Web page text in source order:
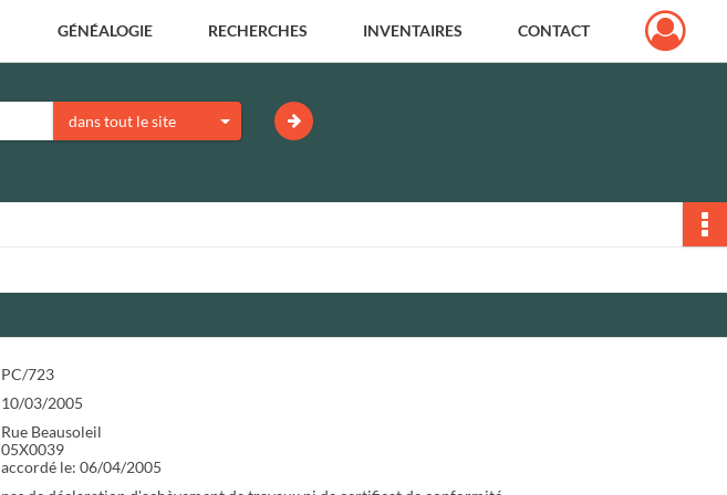
GÉNÉALOGIE RECHERCHES INVENTAIRES CONTACT
dans tout le site
PC/723
10/03/2005
Rue Beausoleil
05X0039
accordé le: 06/04/2005